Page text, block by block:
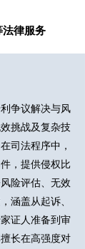
律服务
争议解决与风
挑战及复杂技
司法程序中，
，提供侵权比
险评估、无效
涵盖从起诉、
证人准备到审
长在高强度对